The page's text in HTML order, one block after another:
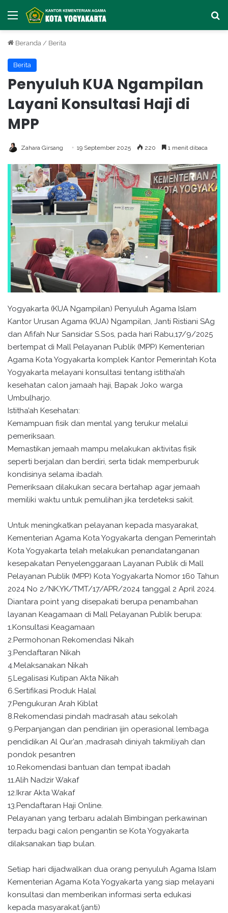
Menu
Beranda / Berita
Berita
Penyuluh KUA Ngampilan
Layani Konsultasi Haji di
MPP
Zahara Girsang 19 September 2025 220 1 menit dibaca
Yogyakarta (KUA Ngampilan) Penyuluh Agama Islam
Kantor Urusan Agama (KUA) Ngampilan, Janti Ristiani SAg
dan Afifah Nur Sansidar S.Sos, pada hari Rabu,17/9/2025
bertempat di Mall Pelayanan Publik (MPP) Kementerian
Agama Kota Yogyakarta komplek Kantor Pemerintah Kota
Yogyakarta melayani konsultasi tentang istitha’ah
kesehatan calon jamaah haji, Bapak Joko warga
Umbulharjo.
Istitha’ah Kesehatan:
Kemampuan fisik dan mental yang terukur melalui
pemeriksaan.
Memastikan jemaah mampu melakukan aktivitas fisik
seperti berjalan dan berdiri, serta tidak memperburuk
kondisinya selama ibadah.
Pemeriksaan dilakukan secara bertahap agar jemaah
memiliki waktu untuk pemulihan jika terdeteksi sakit.
Untuk meningkatkan pelayanan kepada masyarakat,
Kementerian Agama Kota Yogyakarta dengan Pemerintah
Kota Yogyakarta telah melakukan penandatanganan
kesepakatan Penyelenggaraan Layanan Publik di Mall
Pelayanan Publik (MPP) Kota Yogyakarta Nomor 160 Tahun
2024 No 2/NK.YK/TMT/17/APR/2024 tanggal 2 April 2024.
Diantara point yang disepakati berupa penambahan
layanan Keagamaan di Mall Pelayanan Publik berupa:
1.Konsultasi Keagamaan
2.Permohonan Rekomendasi Nikah
3.Pendaftaran Nikah
4.Melaksanakan Nikah
5.Legalisasi Kutipan Akta Nikah
6.Sertifikasi Produk Halal
7.Pengukuran Arah Kiblat
8.Rekomendasi pindah madrasah atau sekolah
9.Perpanjangan dan pendirian ijin operasional lembaga
pendidikan Al Qur’an ,madrasah diniyah takmiliyah dan
pondok pesantren
10.Rekomendasi bantuan dan tempat ibadah
11.Alih Nadzir Wakaf
12.Ikrar Akta Wakaf
13.Pendaftaran Haji Online.
Pelayanan yang terbaru adalah Bimbingan perkawinan
terpadu bagi calon pengantin se Kota Yogyakarta
dilaksanakan tiap bulan.
Setiap hari dijadwalkan dua orang penyuluh Agama Islam
Kementerian Agama Kota Yogyakarta yang siap melayani
konsultasi dan memberikan informasi serta edukasi
kepada masyarakat.(janti)